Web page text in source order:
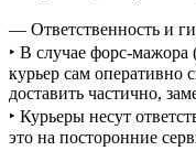
— Ответственность и
‣ В случае форс-
курьер сам оперативно
доставить частично,
‣ Курьеры несут
это на посторонние